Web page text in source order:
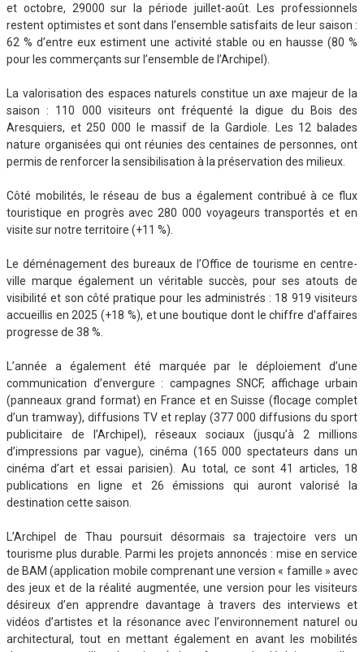
et octobre, 29000 sur la période juillet-août. Les professionnels
restent optimistes et sont dans l’ensemble satisfaits de leur saison :
62 % d’entre eux estiment une activité stable ou en hausse (80 %
pour les commerçants sur l’ensemble de l’Archipel).
La valorisation des espaces naturels constitue un axe majeur de la
saison : 110 000 visiteurs ont fréquenté la digue du Bois des
Aresquiers, et 250 000 le massif de la Gardiole. Les 12 balades
nature organisées qui ont réunies des centaines de personnes, ont
permis de renforcer la sensibilisation à la préservation des milieux.
Côté mobilités, le réseau de bus a également contribué à ce flux
touristique en progrès avec 280 000 voyageurs transportés et en
visite sur notre territoire (+11 %).
Le déménagement des bureaux de l’Office de tourisme en centre-
ville marque également un véritable succès, pour ses atouts de
visibilité et son côté pratique pour les administrés : 18 919 visiteurs
accueillis en 2025 (+18 %), et une boutique dont le chiffre d’affaires
progresse de 38 %.
L’année a également été marquée par le déploiement d’une
communication d’envergure : campagnes SNCF, affichage urbain
(panneaux grand format) en France et en Suisse (flocage complet
d’un tramway), diffusions TV et replay (377 000 diffusions du sport
publicitaire de l’Archipel), réseaux sociaux (jusqu’à 2 millions
d’impressions par vague), cinéma (165 000 spectateurs dans un
cinéma d’art et essai parisien). Au total, ce sont 41 articles, 18
publications en ligne et 26 émissions qui auront valorisé la
destination cette saison.
L’Archipel de Thau poursuit désormais sa trajectoire vers un
tourisme plus durable. Parmi les projets annoncés : mise en service
de BAM (application mobile comprenant une version « famille » avec
des jeux et de la réalité augmentée, une version pour les visiteurs
désireux d’en apprendre davantage à travers des interviews et
vidéos d’artistes et la résonance avec l’environnement naturel ou
architectural, tout en mettant également en avant les mobilités